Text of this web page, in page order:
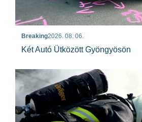
Breaking2026. 08. 06.
Két Autó Ütközött Gyöngyösön